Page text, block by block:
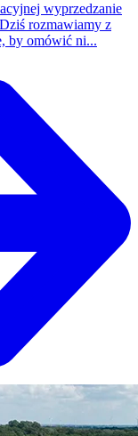
wyprzedzanie
rozmawiamy z
by omówić ni...